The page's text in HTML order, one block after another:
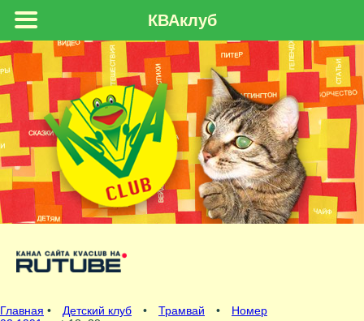
Главная • Детский клуб • Трамвай •
Номер
КВАклуб